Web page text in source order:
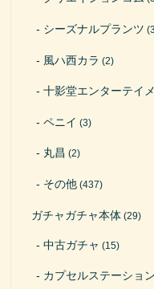
シーズナルプランツ
風ハ西カラ (2)
十影堂エンターテイ
ペニイ (3)
丸昌 (2)
その他 (437)
ガチャガチャ本体 (29)
中古ガチャ (15)
カプセルステーション